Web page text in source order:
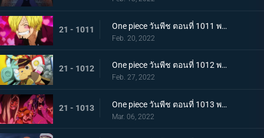
21 - 1011 One piece วันพีช ตอนที่ 1011 พากย์ไทย ดีก็แย่แล้ว! แมงมุมล่อลวงซันจิ
Feb. 20, 2022
21 - 1012 One piece วันพีช ตอนที่ 1012 พากย์ไทย เดินหมากผิดเกม! เพลิงของนกอมตะมัลโก้
Feb. 27, 2022
21 - 1013 One piece วันพีช ตอนที่ 1013 พากย์ไทย อดีตของยาโมโตะ ชายผู้หมายหัว 4 จักรพรรดิ
Mar. 06, 2022